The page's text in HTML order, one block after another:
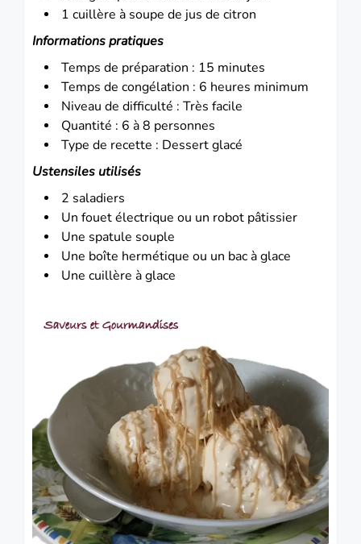
1 cuillère à soupe de jus de citron
Informations pratiques
Temps de préparation : 15 minutes
Temps de congélation : 6 heures minimum
Niveau de difficulté : Très facile
Quantité : 6 à 8 personnes
Type de recette : Dessert glacé
Ustensiles utilisés
2 saladiers
Un fouet électrique ou un robot pâtissier
Une spatule souple
Une boîte hermétique ou un bac à glace
Une cuillère à glace